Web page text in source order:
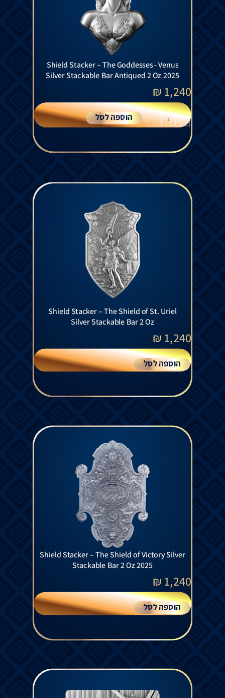
Shield Stacker – The Goddesses - Venus
Silver Stackable Bar Antiqued 2 Oz 2025
1,240
₪
-
+ הוספה לסל
Shield Stacker – The Shield of St. Uriel
Silver Stackable Bar 2 Oz
1,240
₪
הוספה לסל
Shield Stacker – The Shield of Victory Silver
Stackable Bar 2 Oz 2025
1,240
₪
הוספה לסל